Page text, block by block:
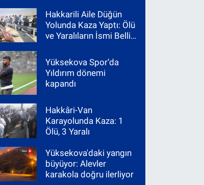
Hakkarili Aile Düğün
Yolunda Kaza Yaptı: Ölü
ve Yaralıların İsmi Belli
Yüksekova Spor’da
Yıldırım dönemi
kapandı
Hakkâri-Van
Karayolunda Kaza: 1
Ölü, 3 Yaralı
Yüksekova'daki yangın
büyüyor: Alevler
karakola doğru ilerliyor